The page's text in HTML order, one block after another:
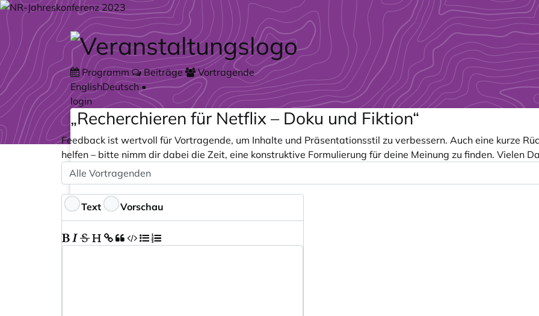
Zum Hauptteil springen
Programm Beiträge
Vortragende
EnglishDeutsch•
login
„Recherchieren für Netflix – Doku und Fiktion“
Feedback ist wertvoll für Vortragende, um Inhalte und Präsentationsstil zu verbessern. Auch eine kurze
helfen – bitte nimm dir dabei die Zeit, eine konstruktive Formulierung für deine Meinung zu finden. Vielen
Speaker
Optional
Feedback
Text Vorschau